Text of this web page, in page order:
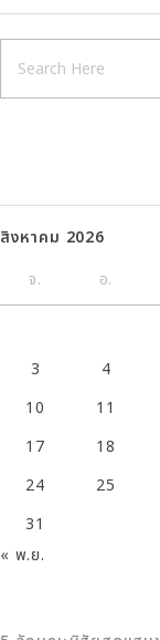
สิงหาคม 2026
จ.
อ.
3
4
10
11
17
18
24
25
31
« พ.ย.